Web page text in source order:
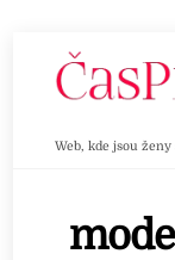
Web, kde jsou ženy